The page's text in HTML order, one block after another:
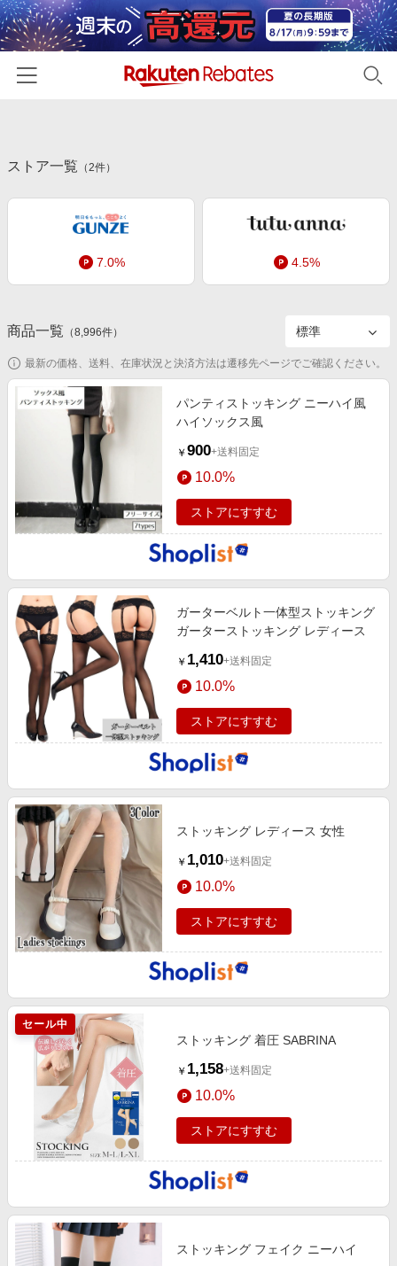
カテゴリー一覧
百貨店・総合ECモール
ファッション・インナー・小物
食品・スイーツ・お酒
家電・PC・スマホ・カメラ
エンタメ
スポーツ・アウトドア・ゴルフ
インテリア・寝具
ペット・花・DIY・車
旅行・レジャー・ホテル予約
金融・マネー・保険
デジタルコンテンツ
ビジネス・その他サービス
初回購入者限定特典
新着ストアのご紹介
電子書籍特集
楽天ペイ導入ストア
楽天サービス特集
わくわく夏特集
とことん買い物チャレンジ
Apple公式サイト×楽天カード分割払い
Samsung ボーナスキャンペーン
週末の高還元 夏の長期版
友達紹介
楽天IDでログイン/会員登録
ストア一覧 （2件）
7.0% 4.5%
商品一覧 （8,996件）
最新の価格、送料、在庫状況と決済方法は遷移先ページでご確認ください。
パンティストッキング ニーハイ風
ハイソックス風
￥ 900+送料固定
10.0%
ストアにすすむ
ガーターベルト一体型ストッキング
ガーターストッキング レディース
￥ 1,410+送料固定
10.0%
ストアにすすむ
ストッキング レディース 女性
￥ 1,010+送料固定
10.0%
ストアにすすむ
セール中
ストッキング 着圧 SABRINA
￥ 1,158+送料固定
10.0%
ストアにすすむ
ストッキング フェイク ニーハイ